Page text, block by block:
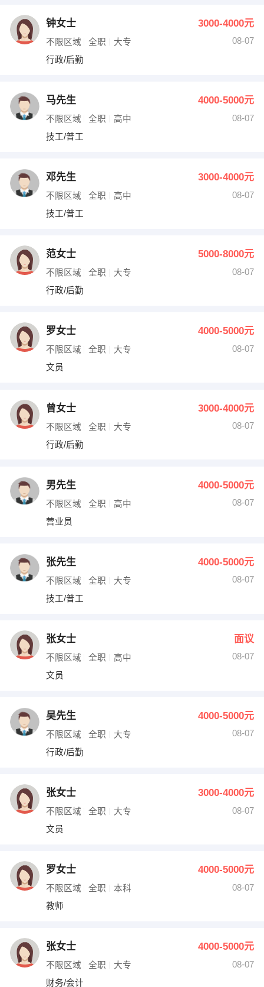
钟女士 3000-4000元
不限区域 全职 大专
08-07
行政/后勤
马先生 4000-5000元
不限区域 全职 高中
08-07
技工/普工
邓先生 3000-4000元
不限区域 全职 高中
08-07
技工/普工
范女士 5000-8000元
不限区域 全职 大专
08-07
行政/后勤
罗女士 4000-5000元
不限区域 全职 大专
08-07
文员
曾女士 3000-4000元
不限区域 全职 大专
08-07
行政/后勤
男先生 4000-5000元
不限区域 全职 高中
08-07
营业员
张先生 4000-5000元
不限区域 全职 大专
08-07
技工/普工
张女士 面议
不限区域 全职 高中
08-07
文员
吴先生 4000-5000元
不限区域 全职 大专
08-07
行政/后勤
张女士 3000-4000元
不限区域 全职 大专
08-07
文员
罗女士 4000-5000元
不限区域 全职 本科
08-07
教师
张女士 4000-5000元
不限区域 全职 大专
08-07
财务/会计